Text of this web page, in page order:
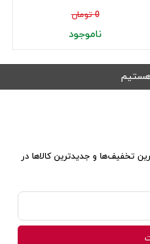
0 تومان
ناموجود
تخفیف‌ها و جدیدترین کالاها در